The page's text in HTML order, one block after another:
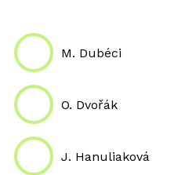
M. Dubéci
O. Dvořák
J. Hanuliaková